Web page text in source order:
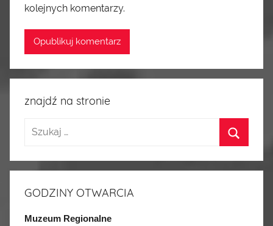
kolejnych komentarzy.
znajdź na stronie
GODZINY OTWARCIA
Muzeum Regionalne